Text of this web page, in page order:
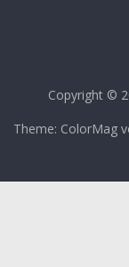
Copyright ©
Theme: ColorMag